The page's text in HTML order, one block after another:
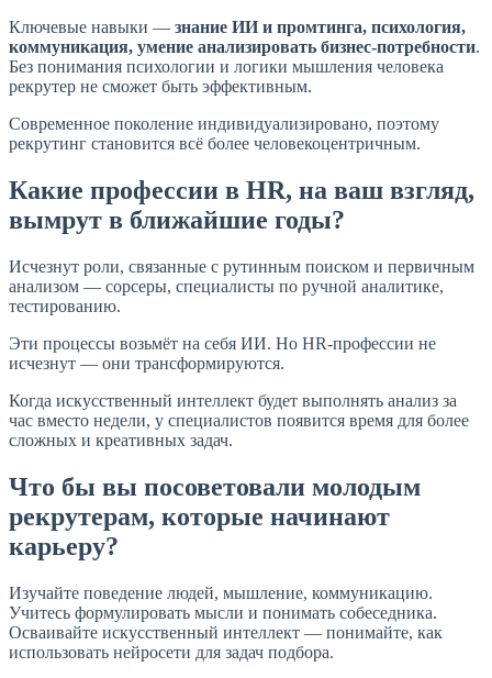
Ключевые навыки — знание ИИ и промтинга, психология,
коммуникация, умение анализировать бизнес-потребности.
Без понимания психологии и логики мышления человека
рекрутер не сможет быть эффективным.
Современное поколение индивидуализировано, поэтому
рекрутинг становится всё более человекоцентричным.
Какие профессии в HR, на ваш взгляд,
вымрут в ближайшие годы?
Исчезнут роли, связанные с рутинным поиском и первичным
анализом — сорсеры, специалисты по ручной аналитике,
тестированию.
Эти процессы возьмёт на себя ИИ. Но HR-профессии не
исчезнут — они трансформируются.
Когда искусственный интеллект будет выполнять анализ за
час вместо недели, у специалистов появится время для более
сложных и креативных задач.
Что бы вы посоветовали молодым
рекрутерам, которые начинают
карьеру?
Изучайте поведение людей, мышление, коммуникацию.
Учитесь формулировать мысли и понимать собеседника.
Осваивайте искусственный интеллект — понимайте, как
использовать нейросети для задач подбора.